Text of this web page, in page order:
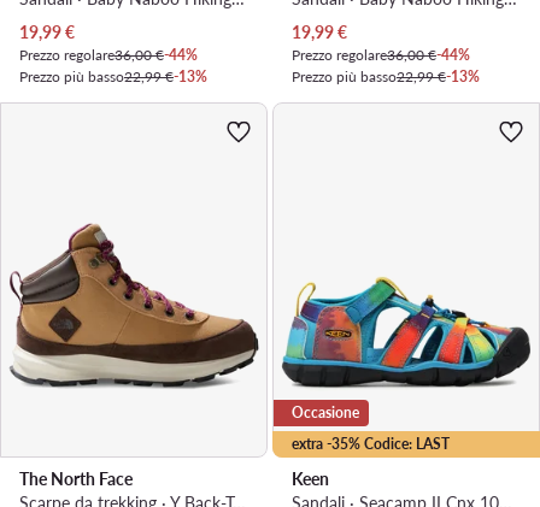
Prezzo attuale
19,99€
Prezzo regolare36,00 €-44%
Prezzo più basso22,99 €-13%
Prezzo attuale
19,99€
Prezzo regolare36,00 €-44%
Prezzo più basso22,99 €-13%
The North Face
extra -35% Codice: LAST
Occasione
Keen